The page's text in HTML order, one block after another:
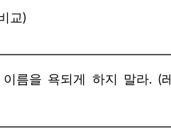
교)
름을 욕되게 하지 말라. (레